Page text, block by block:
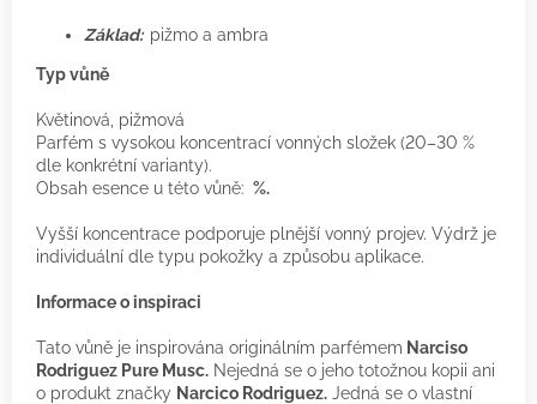
Základ: pižmo a ambra
Typ vůně
Květinová, pižmová
Parfém s vysokou koncentrací vonných složek (20–30 %
dle konkrétní varianty).
Obsah esence u této vůně: %.
Vyšší koncentrace podporuje plnější vonný projev. Výdrž je
individuální dle typu pokožky a způsobu aplikace.
Informace o inspiraci
Tato vůně je inspirována originálním parfémem Narciso
Rodriguez Pure Musc. Nejedná se o jeho totožnou kopii ani
o produkt značky Narcico Rodriguez. Jedná se o vlastní